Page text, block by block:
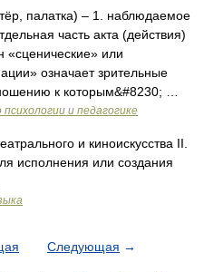
палатка) – 1. наблюдаемое
часть акта (действия)
«сценические» или
означает зрительные
к которым&#8230; …
и педагогике
и киноискусства II.
исполнения или создания
Следующая →